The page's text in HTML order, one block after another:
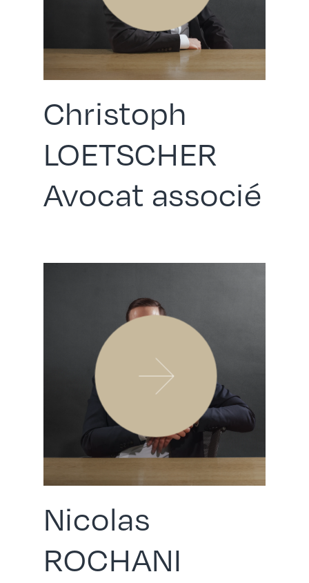
Christoph
LOETSCHER
Avocat associé
Nicolas
ROCHANI